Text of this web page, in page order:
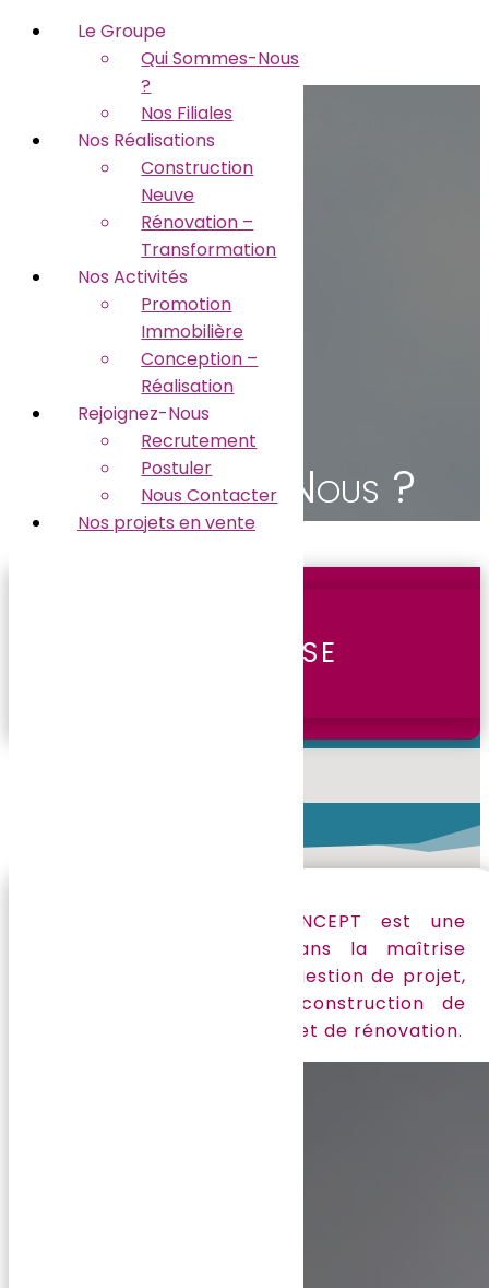
Qui Sommes-Nous ?
NOTRE ENTREPRISE
Créée en 2015, SOPICONCEPT est une
entreprise spécialisée dans la maîtrise
d’ouvrage déléguée et la gestion de projet,
se concentrant sur la construction de
bâtiments neufs et de projet de rénovation.
Le Groupe
Qui Sommes-Nous
?
Nos Filiales
Nos Réalisations
Construction
Neuve
Rénovation –
Transformation
Nos Activités
Promotion
Immobilière
Conception –
Réalisation
Rejoignez-Nous
Recrutement
Postuler
Nous Contacter
Nos projets en vente